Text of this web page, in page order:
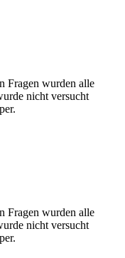
Fragen wurden alle
nicht versucht
Fragen wurden alle
nicht versucht